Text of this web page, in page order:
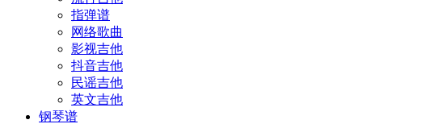
指弹谱
网络歌曲
影视吉他
抖音吉他
民谣吉他
英文吉他
钢琴谱